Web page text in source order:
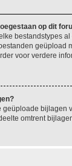
op dit
bestandstypes
geüpload
voor verdere
geüploade bijlagen
omtrent